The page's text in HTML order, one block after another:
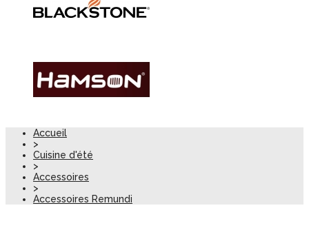
Accueil
>
Cuisine d'été
>
Accessoires
>
Accessoires Remundi